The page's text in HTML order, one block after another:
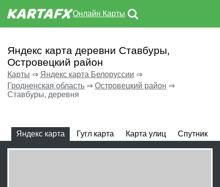
Онлайн Карты
Яндекс карта деревни Ставбуры,
Островецкий район
Карты ⇒ Яндекс карта Белоруссии ⇒
Гродненская область ⇒ Островецкий район ⇒
Ставбуры, деревня
Яндекс карта Гугл карта Карта улиц Спутник